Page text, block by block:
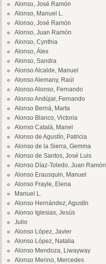
Alonso, José Ramón
Alonso, Manuel L.
Alonso, José Ramón
Alonso, Juan Ramón
Alonso, Cynthia
Alonso, Álex
Alonso, Sandra
Alonso Alcalde, Manuel
Alonso Alemany, Raúl
Alonso Alonso, Fernando
Alonso Andújar, Fernando
Alonso Berná, Marta
Alonso Blanco, Victoria
Alonso Català, Manel
Alonso de Agustín, Patricia
Alonso de la Sierra, Gemma
Alonso de Santos, José Luis
Alonso Díaz-Toledo, Juan Ramón
Alonso Erausquin, Manuel
Alonso Frayle, Elena
Manuel L.
Alonso Hernández, Agustín
Alonso Iglesias, Jesús
Julio
Alonso López, Javier
Alonso López, Natalia
Alonso Mendoza, Liwayway
Alonso Merino, Mercedes